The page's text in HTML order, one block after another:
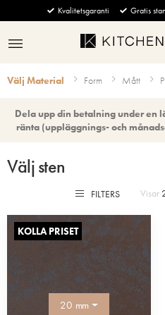
Kvalitetsgaranti Gratis
Välj Material Form Mått
Dela upp din betalning under en
ränta (uppläggnings- och
Välj sten
FILTERS Visar
KOLLA PRISET
20 mm